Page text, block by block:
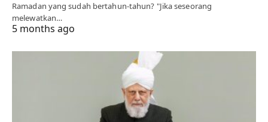
Ramadan yang sudah bertahun-tahun? "Jika seseorang
melewatkan…
5 months ago